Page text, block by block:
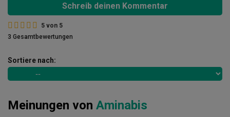
Schreib deinen Kommentar
5 von 5
3 Gesamtbewertungen
Sortiere nach:
Meinungen von Aminabis